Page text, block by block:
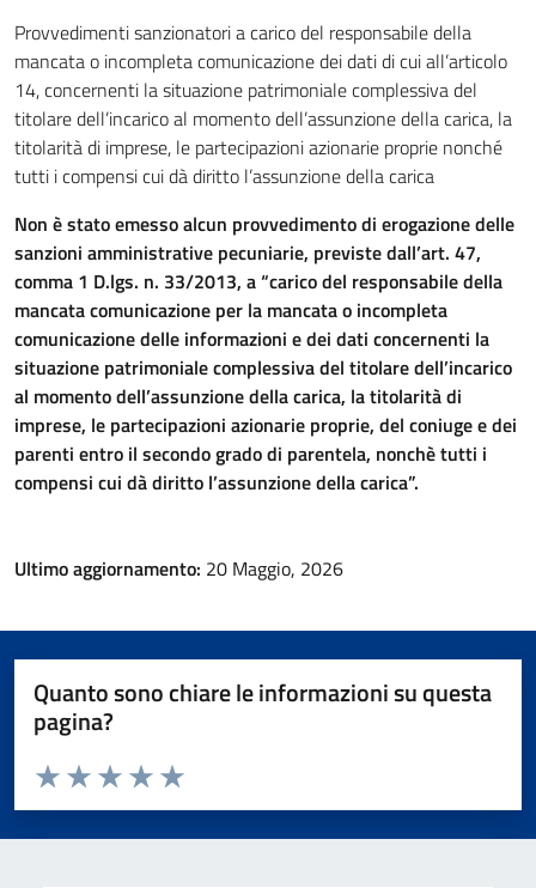
Provvedimenti sanzionatori a carico del responsabile della
mancata o incompleta comunicazione dei dati di cui all’articolo
14, concernenti la situazione patrimoniale complessiva del
titolare dell’incarico al momento dell’assunzione della carica, la
titolarità di imprese, le partecipazioni azionarie proprie nonché
tutti i compensi cui dà diritto l’assunzione della carica
Non è stato emesso alcun provvedimento di erogazione delle
sanzioni amministrative pecuniarie, previste dall’art. 47,
comma 1 D.lgs. n. 33/2013, a “carico del responsabile della
mancata comunicazione per la mancata o incompleta
comunicazione delle informazioni e dei dati concernenti la
situazione patrimoniale complessiva del titolare dell’incarico
al momento dell’assunzione della carica, la titolarità di
imprese, le partecipazioni azionarie proprie, del coniuge e dei
parenti entro il secondo grado di parentela, nonchè tutti i
compensi cui dà diritto l’assunzione della carica”.
Ultimo aggiornamento: 20 Maggio, 2026
Quanto sono chiare le informazioni su questa
pagina?
Valuta da 1 a 5 stelle la pagina
Valuta 5 stelle su 5
Valuta 4 stelle su 5
Valuta 3 stelle su 5
Valuta 2 stelle su 5
Valuta 1 stelle su 5